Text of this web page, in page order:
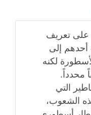
على تعريف
إلى
لكنه
محدداً.
التي
الشعوب،